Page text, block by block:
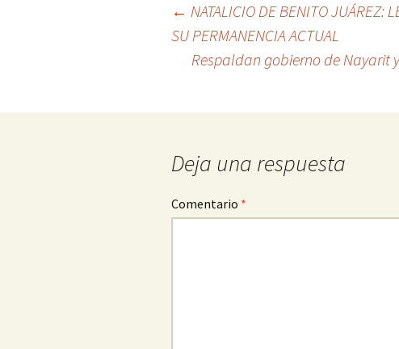
entrada
← NATALICIO DE BENITO JUÁREZ:
SU PERMANENCIA ACTUAL
Respaldan gobierno de Nayarit
Deja una respuesta
Comentario *